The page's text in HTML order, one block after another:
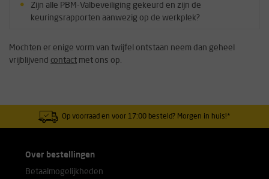
Zijn alle PBM-Valbeveiliging gekeurd en zijn de
keuringsrapporten aanwezig op de werkplek?
Mochten er enige vorm van twijfel ontstaan neem dan geheel
vrijblijvend contact met ons op.
Op voorraad en voor 17:00 besteld? Morgen in huis!*
Over bestellingen
Betaalmogelijkheden